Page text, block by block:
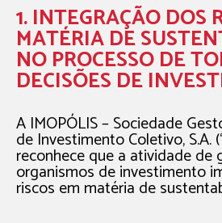
1. INTEGRAÇÃO DOS
MATÉRIA DE
NO PROCESSO DE
DECISÕES DE
A IMOPÓLIS – Sociedade
de Investimento Coletivo, S.A.
reconhece que a atividade de
organismos de investimento
riscos em matéria de